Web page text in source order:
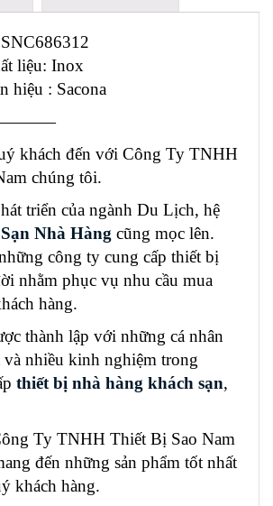
liệu: Inox
hiệu : Sacona
khách đến với Công Ty TNHH
chúng tôi.
triển của ngành Du Lịch, hệ
Nhà Hàng cũng mọc lên.
công ty cung cấp thiết bị
nhằm phục vụ nhu cầu mua
hàng.
thành lập với những cá nhân
và nhiều kinh nghiệm trong
thiết bị nhà hàng khách sạn,
Ty TNHH Thiết Bị Sao Nam
đến những sản phẩm tốt nhất
khách hàng.